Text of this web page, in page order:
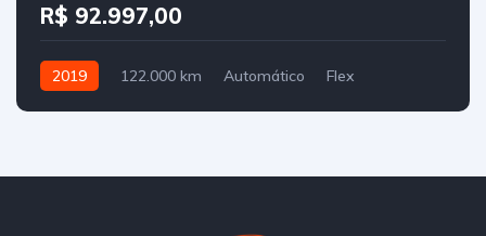
R$ 92.997,00
2019 122.000 km Automático Flex